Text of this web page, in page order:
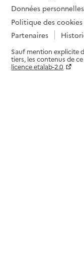
Données personnelles
Politique des cookies
Partenaires
Sauf mention explicite
tiers, les contenus de
licence etalab-2.0